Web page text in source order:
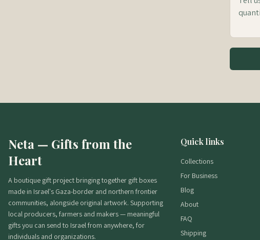
Neta — Gifts from the
Heart
A boutique gift project bringing together gift boxes
made in Israel's Gaza-border and northern frontier
communities, alongside original artwork. Supporting
local producers, farmers and makers — meaningful
gifts you can send to Israel from anywhere, for
individuals and organizations.
Quick links
Collections
For Business
Blog
About
FAQ
Shipping